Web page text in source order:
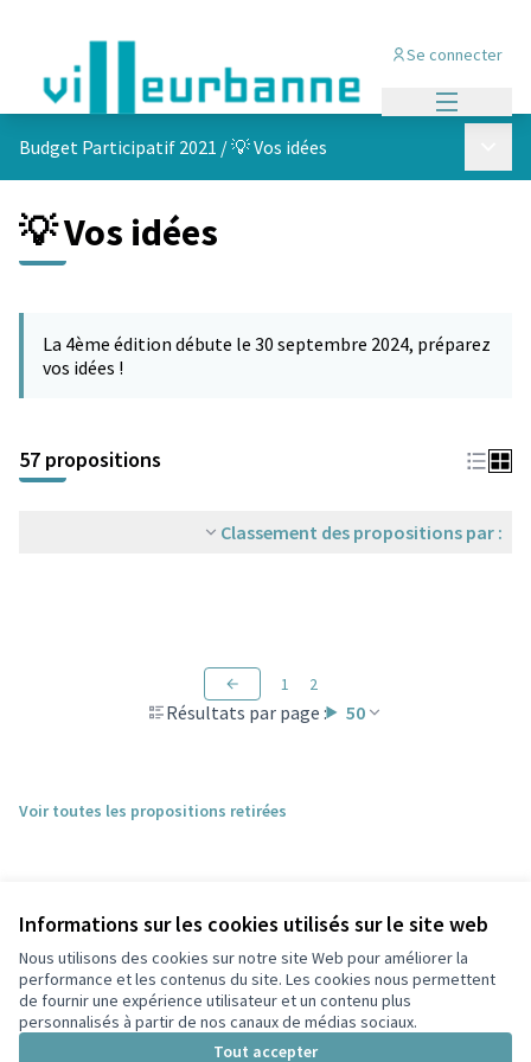
Informations sur les cookies utilisés sur le site web
Nous utilisons des cookies sur notre site Web pour améliorer la
performance et les contenus du site. Les cookies nous permettent
de fournir une expérience utilisateur et un contenu plus
personnalisés à partir de nos canaux de médias sociaux.
Tout accepter
Se connecter
Budget Participatif 2021 /💡 Vos idées
💡 Vos idées
Passer la carte
La 4ème édition débute le 30 septembre 2024, préparez
vos idées !
57 propositions
Classement des propositions par :
Résultats par page : 50
1 2
Voir toutes les propositions retirées
Conditions d'utilisation